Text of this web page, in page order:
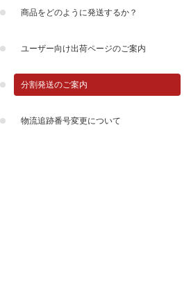
商品をどのように発送するか？
ユーザー向け出荷ページのご案内
分割発送のご案内
物流追跡番号変更について